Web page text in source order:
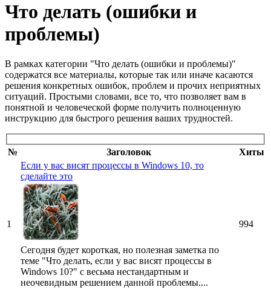
Что делать (ошибки и
проблемы)
В рамках категории "Что делать (ошибки и проблемы)"
содержатся все материалы, которые так или иначе касаются
решения конкретных ошибок, проблем и прочих неприятных
ситуаций. Простыми словами, все то, что позволяет вам в
понятной и человеческой форме получить полноценную
инструкцию для быстрого решения ваших трудностей.
№ Заголовок Хиты
1
Если у вас висят процессы в Windows 10, то
сделайте это
Сегодня будет короткая, но полезная заметка по
теме "Что делать, если у вас висят процессы в
Windows 10?" с весьма нестандартным и
неочевидным решением данной проблемы....
994